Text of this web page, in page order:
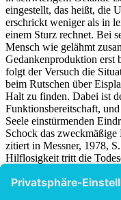
eingestellt, das heißt, die
erschrickt weniger als in
einem Sturz rechnet. Bei
Mensch wie gelähmt
Gedankenproduktion erst
folgt der Versuch die
beim Rutschen über
Halt zu finden. Dabei ist
Funktionsbereitschaft,
Seele einstürmenden
Schock das
zitiert in Messner, 1978,
Hilflosigkeit tritt die
jeder Rettung, und in